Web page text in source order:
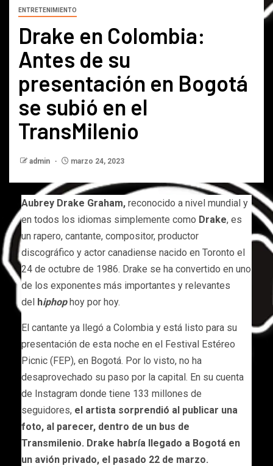
ENTRETENIMIENTO
Drake en Colombia:
Antes de su
presentación en Bogotá
se subió en el
TransMilenio
admin marzo 24, 2023
Aubrey Drake Graham, reconocido a nivel mundial y
en todos los idiomas simplemente como Drake, es
un rapero, cantante, compositor, productor
discográfico y actor canadiense nacido en Toronto el
24 de octubre de 1986. Drake se ha convertido en uno
de los exponentes más importantes y relevantes
del hiphophoy por hoy.
El cantante ya llegó a Colombia y está listo para su
presentación de esta noche en el Festival Estéreo
Picnic (FEP), en Bogotá. Por lo visto, no ha
desaprovechado su paso por la capital. En su cuenta
de Instagram donde tiene 133 millones de
seguidores, el artista sorprendió al publicar una
foto, al parecer, dentro de un bus de
Transmilenio. Drake habría llegado a Bogotá en
un avión privado, el pasado 22 de marzo.